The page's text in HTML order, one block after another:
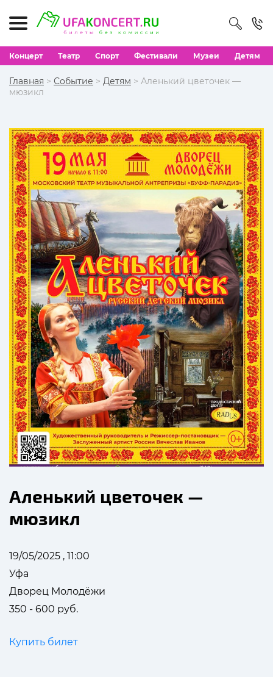
Концерт Театр Спорт Фестивали Музеи Детям
Главная > Событие > Детям > Аленький цветочек —
мюзикл
Аленький цветочек —
мюзикл
19/05/2025 , 11:00
Уфа
Дворец Молодёжи
350 - 600 руб.
Купить билет